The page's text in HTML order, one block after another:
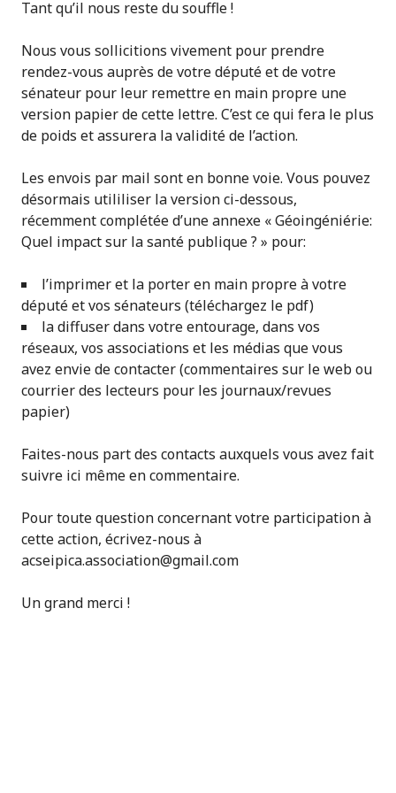
Tant qu’il nous reste du souffle !
Nous vous sollicitions vivement pour prendre
rendez-vous auprès de votre député et de votre
sénateur pour leur remettre en main propre une
version papier de cette lettre. C’est ce qui fera le plus
de poids et assurera la validité de l’action.
Les envois par mail sont en bonne voie. Vous pouvez
désormais utililiser la version ci-dessous,
récemment complétée d’une annexe « Géoingéniérie:
Quel impact sur la santé publique ? » pour:
l’imprimer et la porter en main propre à votre
député et vos sénateurs (téléchargez le pdf)
la diffuser dans votre entourage, dans vos
réseaux, vos associations et les médias que vous
avez envie de contacter (commentaires sur le web ou
courrier des lecteurs pour les journaux/revues
papier)
Faites-nous part des contacts auxquels vous avez fait
suivre ici même en commentaire.
Pour toute question concernant votre participation à
cette action, écrivez-nous à
acseipica.association@gmail.com
Un grand merci !